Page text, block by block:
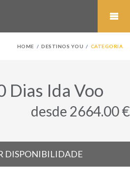
HOME DESTINOS YOU CATEGORIA
Dias Ida Voo
desde 2664.00 €
DISPONIBILIDADE